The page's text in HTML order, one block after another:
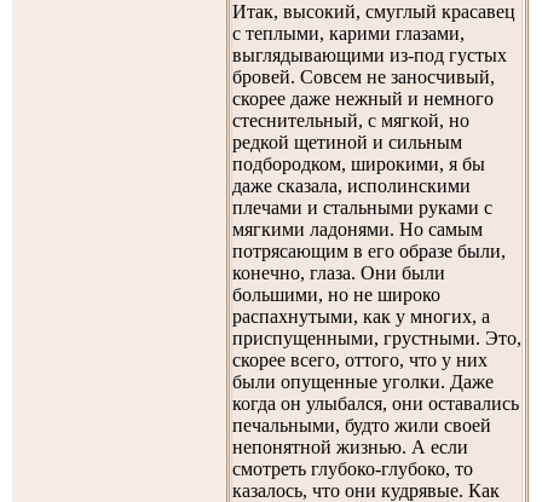
Итак, высокий, смуглый красавец
с теплыми, карими глазами,
выглядывающими из-под густых
бровей. Совсем не заносчивый,
скорее даже нежный и немного
стеснительный, с мягкой, но
редкой щетиной и сильным
подбородком, широкими, я бы
даже сказала, исполинскими
плечами и стальными руками с
мягкими ладонями. Но самым
потрясающим в его образе были,
конечно, глаза. Они были
большими, но не широко
распахнутыми, как у многих, а
приспущенными, грустными. Это,
скорее всего, оттого, что у них
были опущенные уголки. Даже
когда он улыбался, они оставались
печальными, будто жили своей
непонятной жизнью. А если
смотреть глубоко-глубоко, то
казалось, что они кудрявые. Как